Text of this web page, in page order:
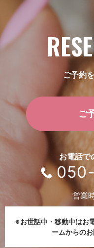
ご予約
ご
お電話で
営業
※お世話中・移動中はお
ームからの